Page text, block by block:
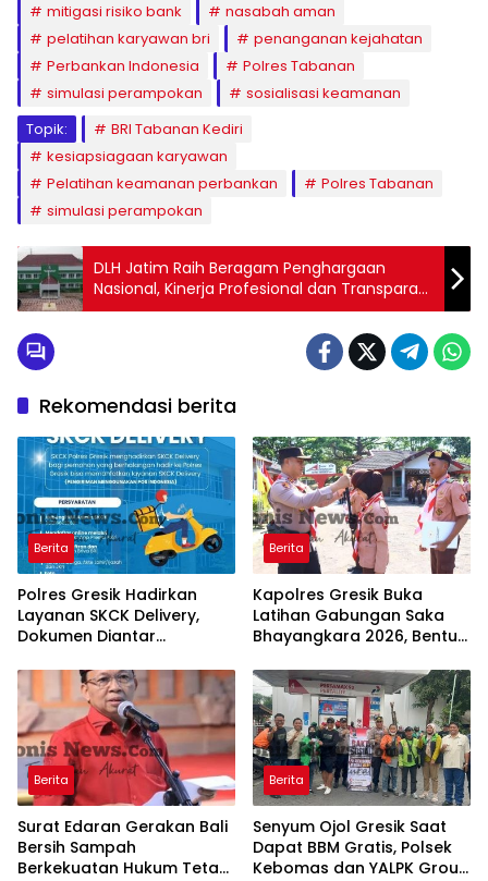
mitigasi risiko bank
nasabah aman
pelatihan karyawan bri
penanganan kejahatan
Perbankan Indonesia
Polres Tabanan
simulasi perampokan
sosialisasi keamanan
Topik:
BRI Tabanan Kediri
kesiapsiagaan karyawan
Pelatihan keamanan perbankan
Polres Tabanan
simulasi perampokan
DLH Jatim Raih Beragam Penghargaan
Nasional, Kinerja Profesional dan Transparan
Tuai Apresiasi PWI
Rekomendasi berita
Berita
Polres Gresik Hadirkan
Layanan SKCK Delivery,
Dokumen Diantar
Pemohon
Berita
Kapolres Gresik Buka
Latihan Gabungan Saka
Bhayangkara 2026, Bentuk
Berkarakter dan Peduli
Kamtibmas
Berita
Surat Edaran Gerakan Bali
Bersih Sampah
Berkekuatan Hukum Tetap,
Berita
Senyum Ojol Gresik Saat
Dapat BBM Gratis, Polsek
Kebomas dan YALPK Group